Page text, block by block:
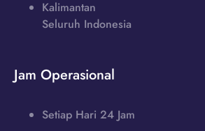
Kalimantan
Seluruh Indonesia
Jam Operasional
Setiap Hari 24 Jam